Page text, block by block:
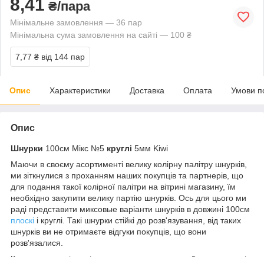
8,41 ₴/пара
Мінімальне замовлення — 36 пар
Мінімальна сума замовлення на сайті — 100 ₴
7,77 ₴ від 144 пар
Опис Характеристики Доставка Оплата Умови
Опис
Шнурки 100см Мікс №5 круглі 5мм Kiwi
Маючи в своєму асортименті велику колірну палітру шнурків,
ми зіткнулися з проханням наших покупців та партнерів, що
для подання такої колірної палітри на вітрині магазину, їм
необхідно закупити велику партію шнурків. Ось для цього ми
раді представити миксовые варіанти шнурків в довжині 100см
плоскі і круглі. Такі шнурки стійкі до розв'язування, від таких
шнурків ви не отримаєте відгуки покупців, що вони
розв'язалися.